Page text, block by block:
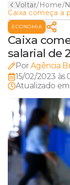
Voltar/Home/
Caixa começa a
abono salarial de
ECONOMIA
Caixa
salarial de
Por Agência
15/02/2023 às
Atualizado